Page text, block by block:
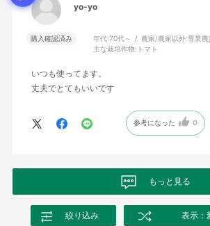
yo-yo
購入確認済み 年代:70代～ 農家/農家以外:専業農
主な栽培作物: トマト
いつも使ってます。
丈夫でとてもいいです
参考になった 0
もっと見る
絞り込み 表示：